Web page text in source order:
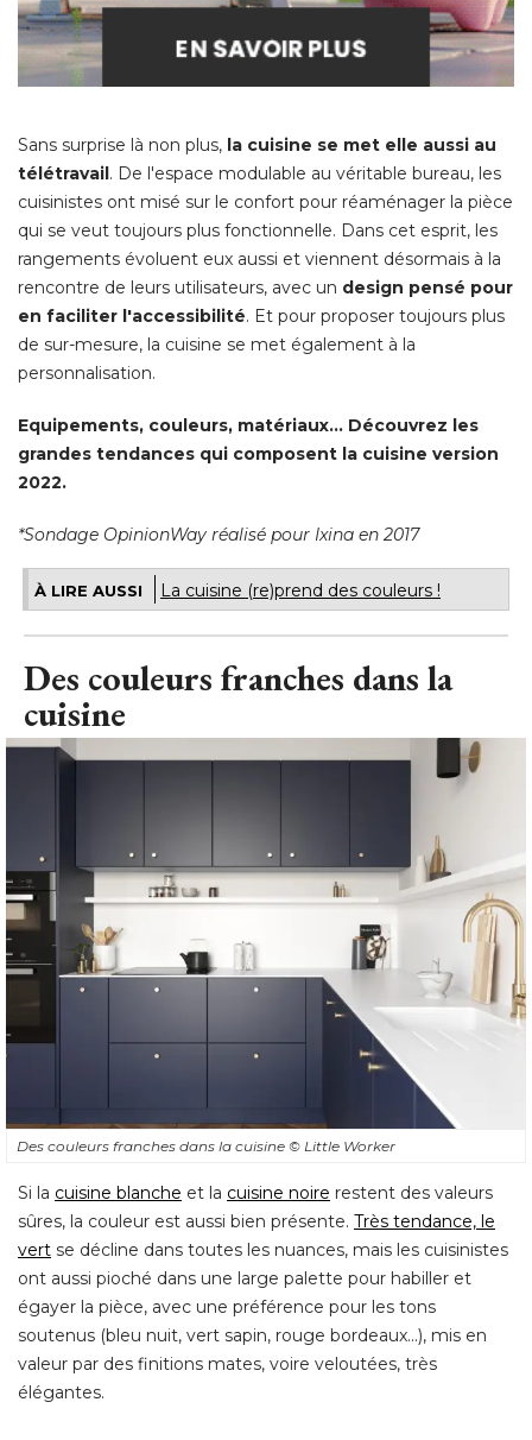
Sans surprise là non plus, la cuisine se met elle aussi au
télétravail. De l'espace modulable au véritable bureau, les
cuisinistes ont misé sur le confort pour réaménager la pièce
qui se veut toujours plus fonctionnelle. Dans cet esprit, les
rangements évoluent eux aussi et viennent désormais à la
rencontre de leurs utilisateurs, avec un design pensé pour
en faciliter l'accessibilité. Et pour proposer toujours plus
de sur-mesure, la cuisine se met également à la
personnalisation.
Equipements, couleurs, matériaux... Découvrez les
grandes tendances qui composent la cuisine version
2022.
*Sondage OpinionWay réalisé pour Ixina en 2017
À LIRE AUSSI La cuisine (re)prend des couleurs !
Des couleurs franches dans la
cuisine
Des couleurs franches dans la cuisine © Little Worker
Si la cuisine blanche et la cuisine noire restent des valeurs
sûres, la couleur est aussi bien présente. Très tendance, le
vert se décline dans toutes les nuances, mais les cuisinistes
ont aussi pioché dans une large palette pour habiller et
égayer la pièce, avec une préférence pour les tons
soutenus (bleu nuit, vert sapin, rouge bordeaux...), mis en
valeur par des finitions mates, voire veloutées, très
élégantes.